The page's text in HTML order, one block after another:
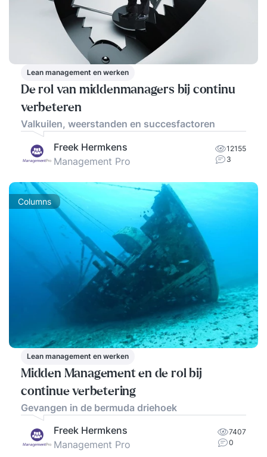
Lean management en werken
De rol van middenmanagers bij continu
verbeteren
Valkuilen, weerstanden en succesfactoren
Freek Hermkens
Management Pro
12155
3
Columns
Lean management en werken
Midden Management en de rol bij
continue verbetering
Gevangen in de bermuda driehoek
Freek Hermkens
Management Pro
7407
0